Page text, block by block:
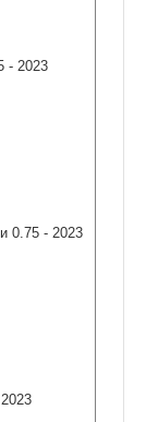
- 2023
0.75 - 2023